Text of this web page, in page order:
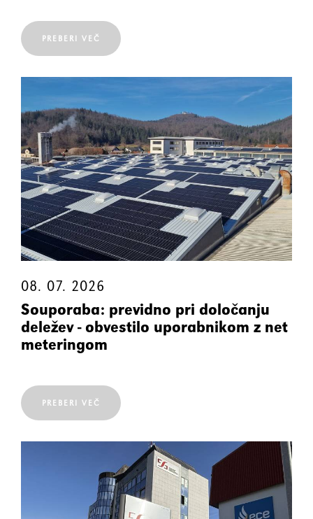
PREBERI VEČ
08. 07. 2026
Souporaba: previdno pri določanju
deležev - obvestilo uporabnikom z net
meteringom
PREBERI VEČ